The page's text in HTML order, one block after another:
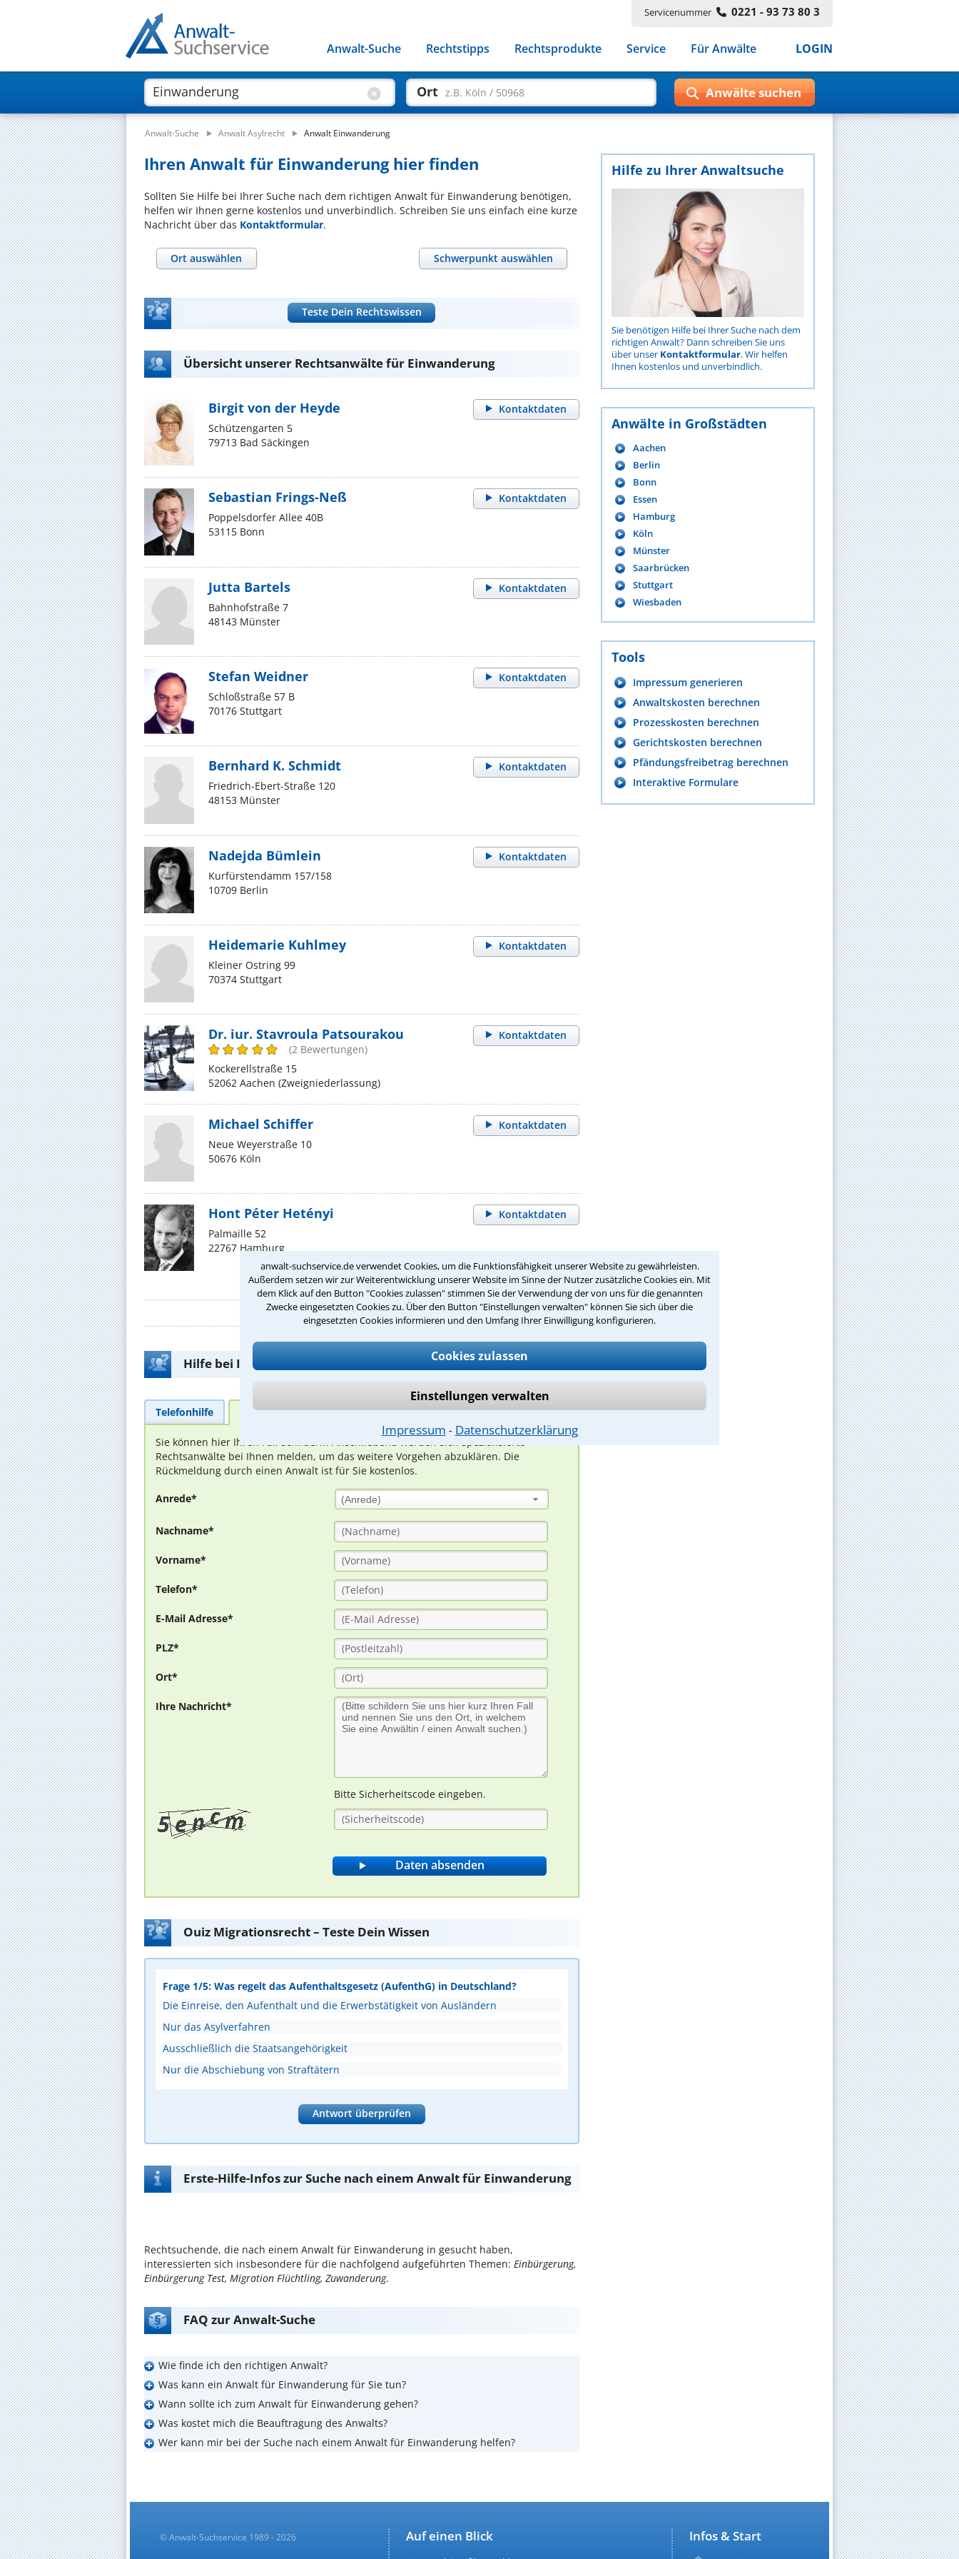
anwalt-suchservice.de verwendet Cookies, um die Funktionsfähigkeit unserer Website zu gewährleisten.
Außerdem setzen wir zur Weiterentwicklung unserer Website im Sinne der Nutzer zusätzliche Cookies ein. Mit
dem Klick auf den Button "Cookies zulassen" stimmen Sie der Verwendung der von uns für die genannten
Zwecke eingesetzten Cookies zu. Über den Button "Einstellungen verwalten" können Sie sich über die
eingesetzten Cookies informieren und den Umfang Ihrer Einwilligung konfigurieren.
Cookies zulassen
Einstellungen verwalten
Impressum ⁃ Datenschutzerklärung
Servicenummer 0221 - 93 73 80 3
Anwalt-Suche Rechtstipps Rechtsprodukte Service Für Anwälte LOGIN
Ort z.B. Köln / 50968
Anwalt-Suche Anwalt Asylrecht Anwalt Einwanderung
Ihren Anwalt für Einwanderung hier finden
Sollten Sie Hilfe bei Ihrer Suche nach dem richtigen Anwalt für Einwanderung benötigen,
helfen wir Ihnen gerne kostenlos und unverbindlich. Schreiben Sie uns einfach eine kurze
Nachricht über das Kontaktformular.
Ort auswählen Schwerpunkt auswählen
Teste Dein Rechtswissen
Übersicht unserer Rechtsanwälte für Einwanderung
Kontaktdaten
Birgit von der Heyde
Schützengarten 5
79713 Bad Säckingen
Kontaktdaten
Sebastian Frings-Neß
Poppelsdorfer Allee 40B
53115 Bonn
Kontaktdaten
Jutta Bartels
Bahnhofstraße 7
48143 Münster
Kontaktdaten
Stefan Weidner
Schloßstraße 57 B
70176 Stuttgart
Kontaktdaten
Bernhard K. Schmidt
Friedrich-Ebert-Straße 120
48153 Münster
Kontaktdaten
Nadejda Bümlein
Kurfürstendamm 157/158
10709 Berlin
Kontaktdaten
Heidemarie Kuhlmey
Kleiner Ostring 99
70374 Stuttgart
Kontaktdaten
Dr. iur. Stavroula Patsourakou
(2 Bewertungen)
Kockerellstraße 15
52062 Aachen (Zweigniederlassung)
Kontaktdaten
Michael Schiffer
Neue Weyerstraße 10
50676 Köln
Kontaktdaten
Hont Péter Hetényi
Palmaille 52
22767 Hamburg
1 2
Hilfe bei Ihrer Anwaltsuche?
Telefonhilfe Beratungsanfrage
Sie können hier Ihren Fall schildern. Anschließend werden sich spezialisierte
Rechtsanwälte bei Ihnen melden, um das weitere Vorgehen abzuklären. Die
Rückmeldung durch einen Anwalt ist für Sie kostenlos.
Anrede* (Anrede)
Nachname*
Vorname*
Telefon*
E-Mail Adresse*
PLZ*
Ort*
Ihre Nachricht*
Bitte Sicherheitscode eingeben.
Ouiz Migrationsrecht – Teste Dein Wissen
Frage 1/5: Was regelt das Aufenthaltsgesetz (AufenthG) in Deutschland?
Die Einreise, den Aufenthalt und die Erwerbstätigkeit von Ausländern
Nur das Asylverfahren
Ausschließlich die Staatsangehörigkeit
Nur die Abschiebung von Straftätern
Antwort überprüfen
Erste-Hilfe-Infos zur Suche nach einem Anwalt für Einwanderung
Rechtsuchende, die nach einem Anwalt für Einwanderung in gesucht haben,
interessierten sich insbesondere für die nachfolgend aufgeführten Themen: Einbürgerung,
Einbürgerung Test, Migration Flüchtling, Zuwanderung.
FAQ zur Anwalt-Suche
Wie finde ich den richtigen Anwalt?
Was kann ein Anwalt für Einwanderung für Sie tun?
Wann sollte ich zum Anwalt für Einwanderung gehen?
Was kostet mich die Beauftragung des Anwalts?
Wer kann mir bei der Suche nach einem Anwalt für Einwanderung helfen?
Hilfe zu Ihrer Anwaltsuche
Sie benötigen Hilfe bei Ihrer Suche nach dem
richtigen Anwalt? Dann schreiben Sie uns
über unser Kontaktformular. Wir helfen
Ihnen kostenlos und unverbindlich.
Anwälte in Großstädten
Aachen
Berlin
Bonn
Essen
Hamburg
Köln
Münster
Saarbrücken
Stuttgart
Wiesbaden
Tools
Impressum generieren
Anwaltskosten berechnen
Prozesskosten berechnen
Gerichtskosten berechnen
Pfändungsfreibetrag berechnen
Interaktive Formulare
Infos & Start
Auf einen Blick
© Anwalt-Suchservice 1989 - 2026